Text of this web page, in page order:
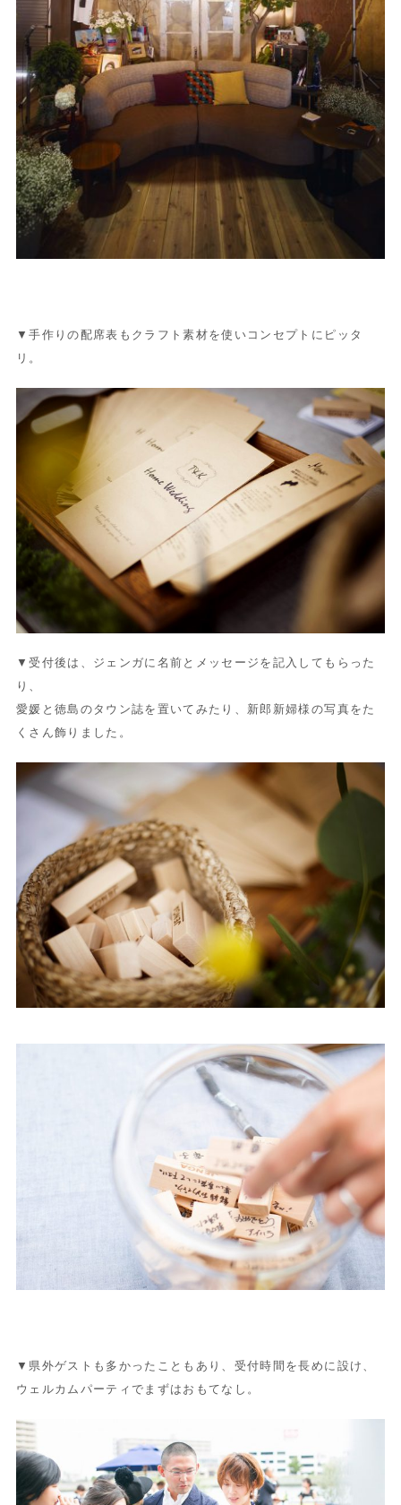
▼手作りの配席表もクラフト素材を使いコンセプトにピッタ
リ。
▼受付後は、ジェンガに名前とメッセージを記入してもらった
り、
愛媛と徳島のタウン誌を置いてみたり、新郎新婦様の写真をた
くさん飾りました。
▼県外ゲストも多かったこともあり、受付時間を長めに設け、
ウェルカムパーティでまずはおもてなし。